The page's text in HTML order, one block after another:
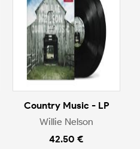
Country Music - LP
Willie Nelson
42.50 €